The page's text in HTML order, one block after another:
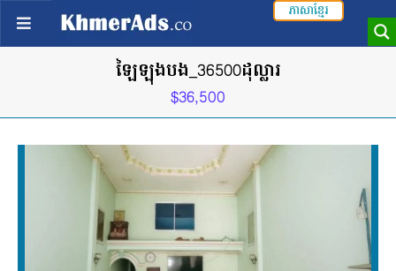
ភាសាខ្មែរ
ឡៃឡុងបង_36500ដុល្លារ
$36,500